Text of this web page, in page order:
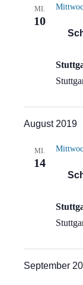
MI.
10
August 2019
MI.
14
September